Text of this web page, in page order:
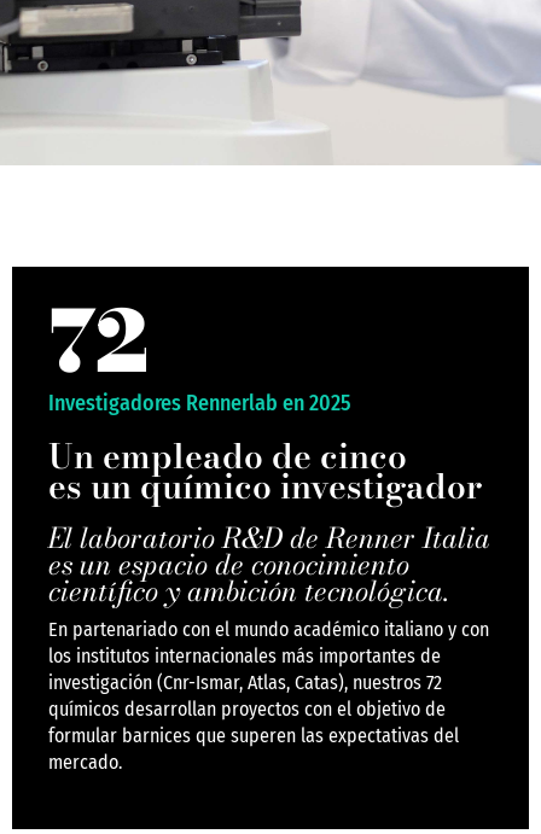
Investigadores Rennerlab en 2025
72
Un empleado de cinco
es un químico investigador
El laboratorio R&D de Renner Italia
es un espacio de conocimiento
científico y ambición tecnológica.
En partenariado con el mundo académico italiano y con
los institutos internacionales más importantes de
investigación (Cnr-Ismar, Atlas, Catas), nuestros 72
químicos desarrollan proyectos con el objetivo de
formular barnices que superen las expectativas del
mercado.